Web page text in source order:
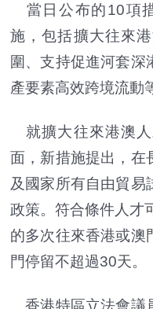
當日公布的10項
施，包括擴大往來
圍、支持促進河套深
產要素高效跨境流動
就擴大往來港澳
面，新措施提出，在
及國家所有自由貿易
政策。符合條件人才
的多次往來香港或澳
門停留不超過30天。